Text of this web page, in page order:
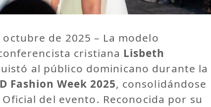
de 2025 – La modelo
cristiana Lisbeth
al público dominicano durante la
Fashion Week 2025, consolidándose
del evento. Reconocida por su